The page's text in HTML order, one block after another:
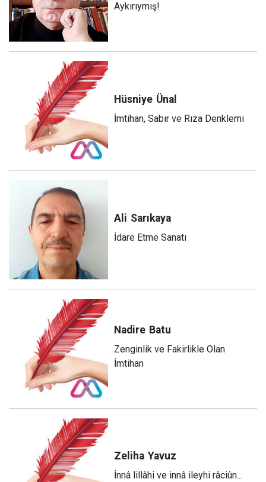
Aykırıymış!
Hüsniye Ünal
İmtihan, Sabır ve Rıza Denklemi
Ali Sarıkaya
İdare Etme Sanatı
Nadire Batu
Zenginlik ve Fakirlikle Olan
İmtihan
Zeliha Yavuz
​İnnâ lillâhi ve innâ ileyhi râciûn...